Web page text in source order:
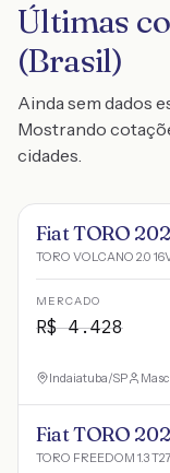
Últimas
(Brasil)
Ainda sem dados
Mostrando
cidades.
Fiat TORO
TORO VOLCANO 2.0
MERCADO
R$4.428
Indaiatuba/SP Masc
Fiat TORO
TORO FREEDOM 1.3